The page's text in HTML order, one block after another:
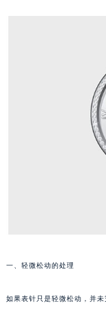
一、轻微松动的处理
如果表针只是轻微松动，并